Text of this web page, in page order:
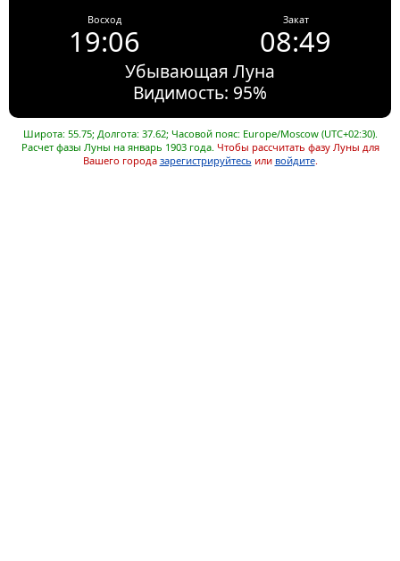
Восход
19:06
Закат
08:49
Убывающая Луна
Видимость: 95%
Широта: 55.75; Долгота: 37.62; Часовой пояс: Europe/Moscow (UTC+02:30).
Расчет фазы Луны на январь 1903 года. Чтобы рассчитать фазу Луны для
Вашего города зарегистрируйтесь или войдите.